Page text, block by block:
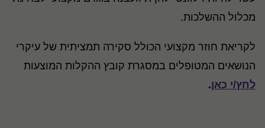
מכלול ההשלכות.
לקריאת חוזר מקצועי הכולל סקירה תמציתית של עיקרי
הנושאים המטופלים במסגרת קובץ ההקלות המוצעות
לחץ/י כאן.